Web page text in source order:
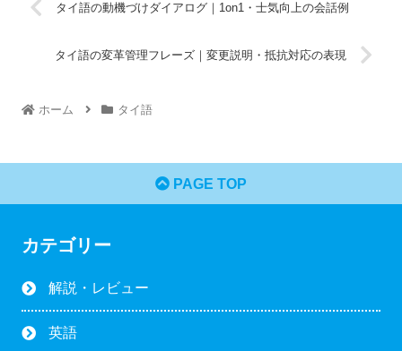
タイ語の動機づけダイアログ｜1on1・士気向上の会話例
タイ語の変革管理フレーズ｜変更説明・抵抗対応の表現
ホーム タイ語
PAGE TOP
カテゴリー
解説・レビュー
英語